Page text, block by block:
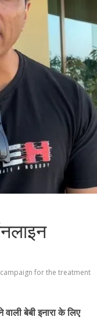
for the treatment
बेबी इनारा के लिए